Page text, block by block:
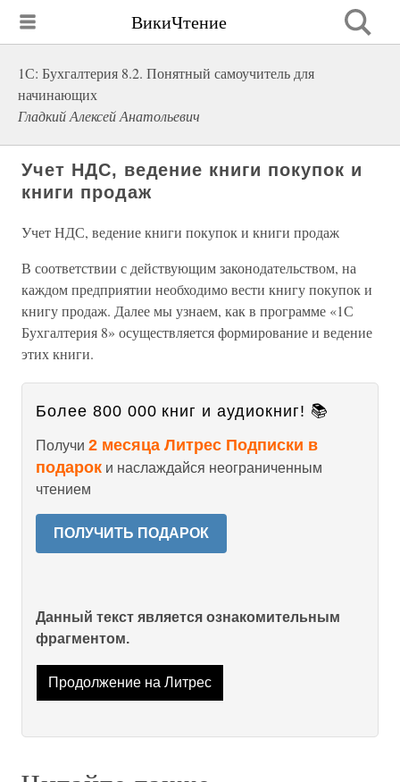
ВикиЧтение
1С: Бухгалтерия 8.2. Понятный самоучитель для
начинающих
Гладкий Алексей Анатольевич
Учет НДС, ведение книги покупок и
книги продаж
Учет НДС, ведение книги покупок и книги продаж
В соответствии с действующим законодательством, на
каждом предприятии необходимо вести книгу покупок и
книгу продаж. Далее мы узнаем, как в программе «1С
Бухгалтерия 8» осуществляется формирование и ведение
этих книги.
Более 800 000 книг и аудиокниг! 📚
Получи 2 месяца Литрес Подписки в
подарок и наслаждайся неограниченным
чтением
ПОЛУЧИТЬ ПОДАРОК
Данный текст является ознакомительным
фрагментом.
Продолжение на Литрес